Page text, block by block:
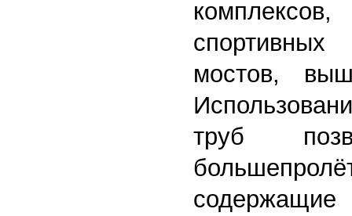
мостов,
труб
содержащие